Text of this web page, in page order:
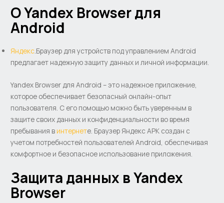
О Yandex Browser для
Android
Яндекс .Браузер для устройств под управлением Android
предлагает надежную защиту данных и личной информации.
Yandex Browser для Android – это надежное приложение,
которое обеспечивает безопасный онлайн-опыт
пользователя. С его помощью можно быть уверенным в
защите своих данных и конфиденциальности во время
пребывания винтернете. Браузер Яндекс APK создан с
учетом потребностей пользователей Android, обеспечивая
комфортное и безопасное использование приложения.
Защита данных в Yandex
Browser